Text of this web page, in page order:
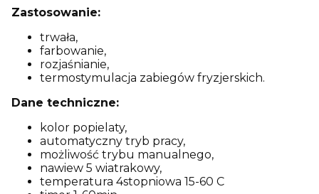
Zastosowanie:
trwała,
farbowanie,
rozjaśnianie,
termostymulacja zabiegów fryzjerskich.
Dane techniczne:
kolor popielaty,
automatyczny tryb pracy,
możliwość trybu manualnego,
nawiew 5 wiatrakowy,
temperatura 4stopniowa 15-60 C